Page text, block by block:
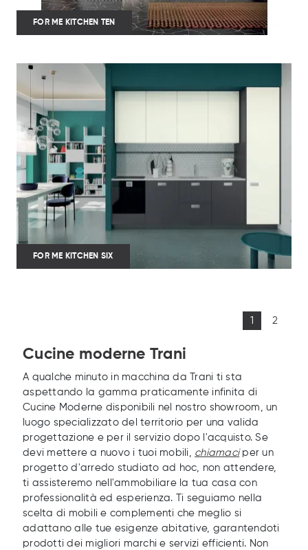
FOR ME KITCHEN TEN
FOR ME KITCHEN SIX
1 2
Cucine moderne Trani
A qualche minuto in macchina da Trani ti sta
aspettando la gamma praticamente infinita di
Cucine Moderne disponibili nel nostro showroom, un
luogo specializzato del territorio per una valida
progettazione e per il servizio dopo l'acquisto. Se
devi mettere a nuovo i tuoi mobili, chiamaciper un
progetto d'arredo studiato ad hoc, non attendere,
ti assisteremo nell'ammobiliare la tua casa con
professionalità ed esperienza. Ti seguiamo nella
scelta di mobili e complementi che meglio si
adattano alle tue esigenze abitative, garantendoti
prodotti dei migliori marchi e servizi efficienti. Non